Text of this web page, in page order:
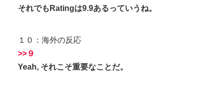
それでもRatingは9.9あるっていうね。
１０：海外の反応
>>９
Yeah, それこそ重要なことだ。